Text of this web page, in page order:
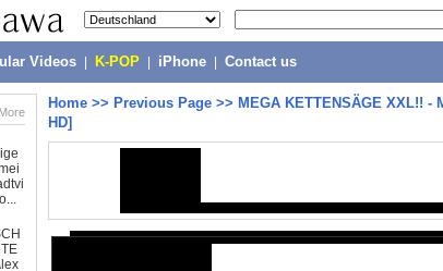
Videos K-POP iPhone Contact us
More
Home >> Previous Page >> MEGA KETTENSÄGE XXL!!
HD]